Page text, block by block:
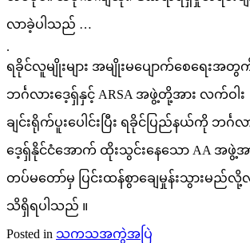
လာခဲ့ပါသည် …
.
ရခိုင်လူမျိုးများ အမျိုးမပျောက်စေရေးအတွ
ဘင်္ဂလားဒေ့ရှ်နှင့် ARSA အဖွဲ့တို့အား လက်ဝါး
ချင်းရိုက်ပူးပေါင်းပြီး ရခိုင်ပြည်နယ်ကို ဘင်္ဂလ
ဒေ့ရှ်နိုင်ငံအောက် ထိုးသွင်းနေသော AA အဖွဲ့အ
တပ်မတော်မှ ပြင်းထန်စွာချေမှုန်းသွားမည်
သိရှိရပါသည် ။
Posted in သကသအကွဲအပြဲ